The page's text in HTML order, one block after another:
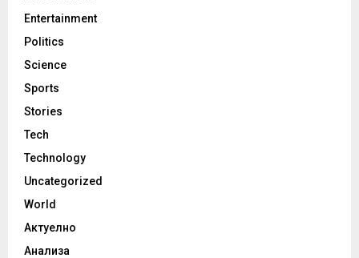
Entertainment
Politics
Science
Sports
Stories
Tech
Technology
Uncategorized
World
Актуелно
Анализа